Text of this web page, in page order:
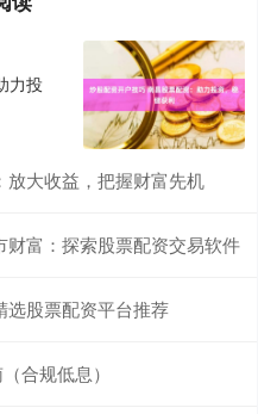
力投
放大收益，把握财富先机
富：探索股票配资交易软件
选股票配资平台推荐
合规低息）